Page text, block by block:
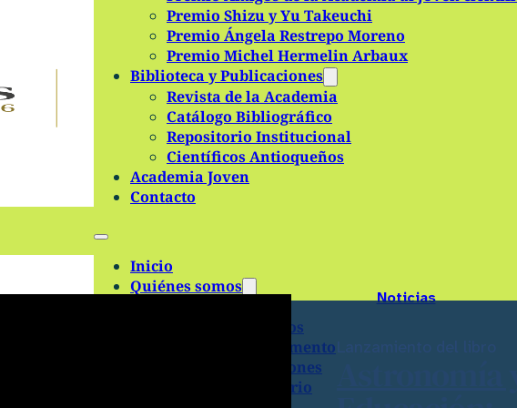
Premio Shizu y Yu Takeuchi
Premio Ángela Restrepo Moreno
Premio Michel Hermelin Arbaux
Biblioteca y Publicaciones
Revista de la Academia
Catálogo Bibliográfico
Repositorio Institucional
Científicos Antioqueños
Academia Joven
Contacto
Inicio
Quiénes somos
Misión y Objetivos
Estatutos y reglamento
Grupos y Comisiones
Régimen Tributario
Noticias